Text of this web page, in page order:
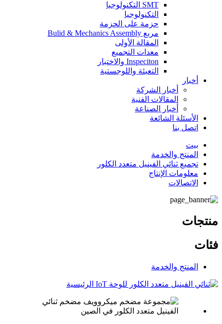
SMT التكنولوجيا
التكنولوجيا
حزمة على الحزمة
مربع Bulid & Mechanics Assembly
المقالة الأولى
معدات التجميع
Inspeciton والاختبار
التعبئة واللوجستية
أخبار
أخبار الشركة
المقالات الفنية
أخبار الصناعة
الأسئلة الشائعة
اتصل بنا
بيت
المنتج والخدمة
تجميع ثنائي الفينيل متعدد الكلور
معلومات الإنتاج
الاتصالات
منتجات
فئات
المنتج والخدمة